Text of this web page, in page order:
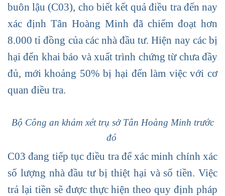
buôn lậu (C03), cho biết kết quả điều tra đến nay
xác định Tân Hoàng Minh đã chiếm đoạt hơn
8.000 tỉ đồng của các nhà đầu tư. Hiện nay các bị
hại đến khai báo và xuất trình chứng từ chưa đầy
đủ, mới khoảng 50% bị hại đến làm việc với cơ
quan điều tra.
Bộ Công an khám xét trụ sở Tân Hoàng Minh trước
đó
C03 đang tiếp tục điều tra để xác minh chính xác
số lượng nhà đầu tư bị thiệt hại và số tiền. Việc
trả lại tiền sẽ được thực hiện theo quy định pháp